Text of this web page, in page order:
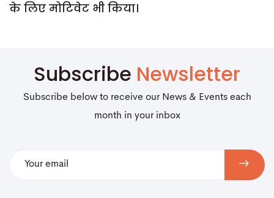
के लिए मोटिवेट भी किया।
Subscribe Newsletter
Subscribe below to receive our News & Events each
month in your inbox